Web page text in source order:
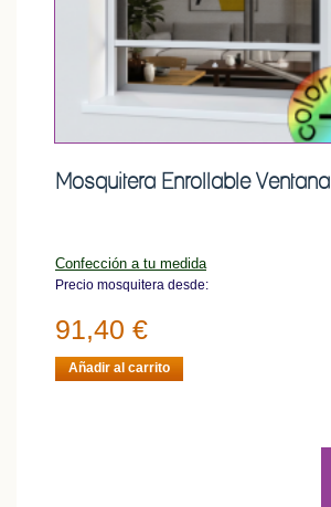
Mosquitera Enrollable Ventana
Confección a tu medida
Precio mosquitera desde:
91,40 €
Añadir al carrito